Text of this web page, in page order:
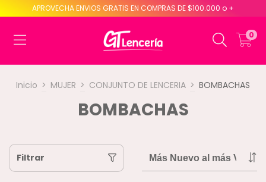
APROVECHA ENVIOS GRATIS EN COMPRAS DE $100.000 o +
0
Inicio > MUJER > CONJUNTO DE LENCERIA > BOMBACHAS
BOMBACHAS
Filtrar